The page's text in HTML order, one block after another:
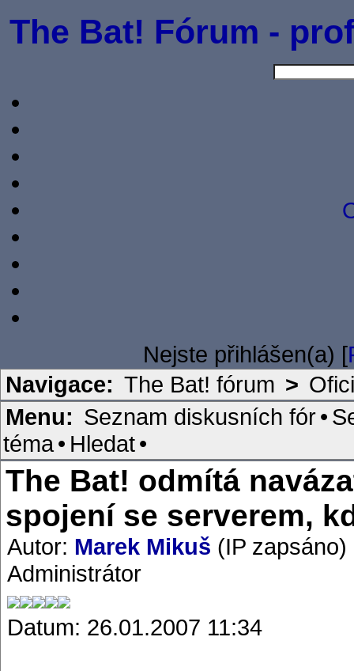
The Bat! Fórum -
Nejste přihlášen(a) [
Navigace: The Bat! fórum >
Menu: Seznam diskusních fór•
téma• Hledat•
The Bat! odmítá
spojení se serverem,
Autor: Marek Mikuš (IP zapsáno)
Administrátor
Datum: 26.01.2007 11:34